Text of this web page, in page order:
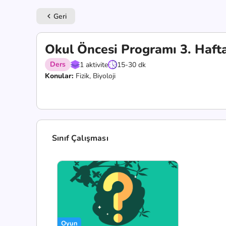
keyboard_arrow_left Geri
Okul Öncesi Programı 3.
Ders 1 aktivite
15-30 dk
Konular: Fizik, Biyoloji
Sınıf Çalışması
Oyun